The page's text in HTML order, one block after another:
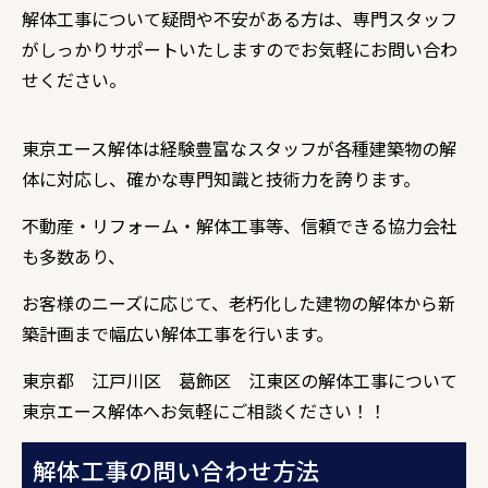
解体工事について疑問や不安がある方は、専門スタッフ
がしっかりサポートいたしますのでお気軽にお問い合わ
せください。
東京エース解体は経験豊富なスタッフが各種建築物の解
体に対応し、確かな専門知識と技術力を誇ります。
不動産・リフォーム・解体工事等、信頼できる協力会社
も多数あり、
お客様のニーズに応じて、老朽化した建物の解体から新
築計画まで幅広い解体工事を行います。
東京都 江戸川区 葛飾区 江東区の解体工事について
東京エース解体へお気軽にご相談ください！！
解体工事の問い合わせ方法